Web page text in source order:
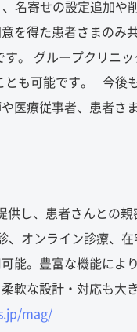
名寄せの設定追加や
を得た患者さまのみ
。 グループクリニ
も可能です。 今後
医療従事者、患者さ
供し、患者さんとの
、オンライン診療、
能。豊富な機能によ
軟な設計・対応も大
mag/